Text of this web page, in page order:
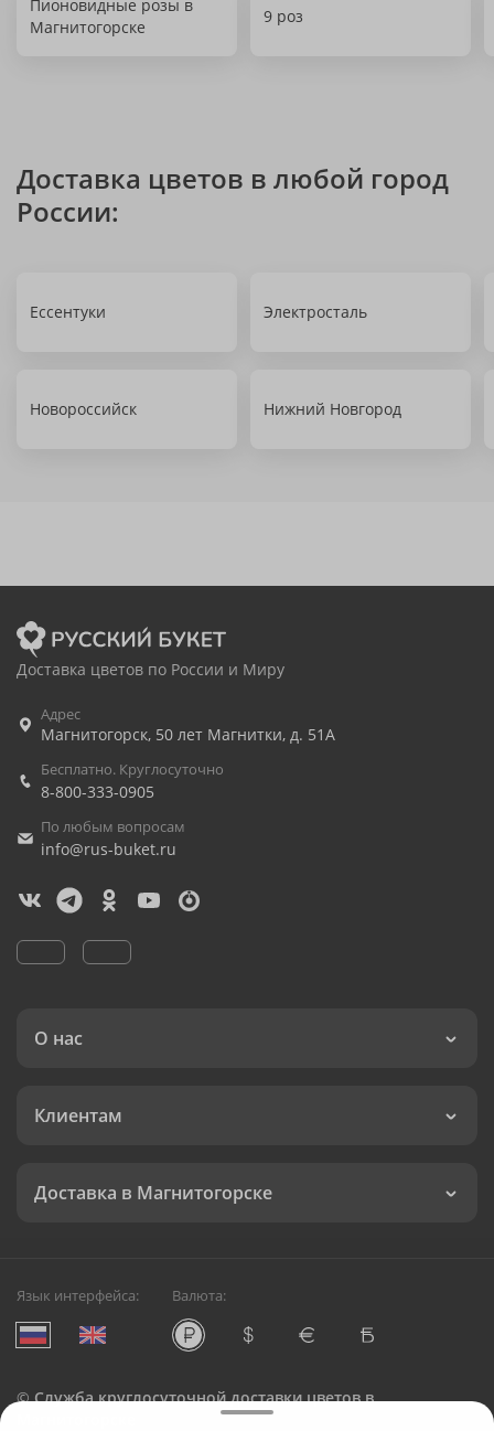
Пионовидные розы в
Магнитогорске
9 роз
Доставка цветов в любой город
России:
Ессентуки Электросталь
Новороссийск Нижний Новгород
Доставка цветов по России и Миру
Адрес
Магнитогорск, 50 лет Магнитки, д. 51А
Бесплатно. Круглосуточно
8-800-333-0905
По любым вопросам
info@rus-buket.ru
О нас
Клиентам
Доставка в Магнитогорске
Язык интерфейса: Валюта:
©Служба круглосуточной доставки цветов в